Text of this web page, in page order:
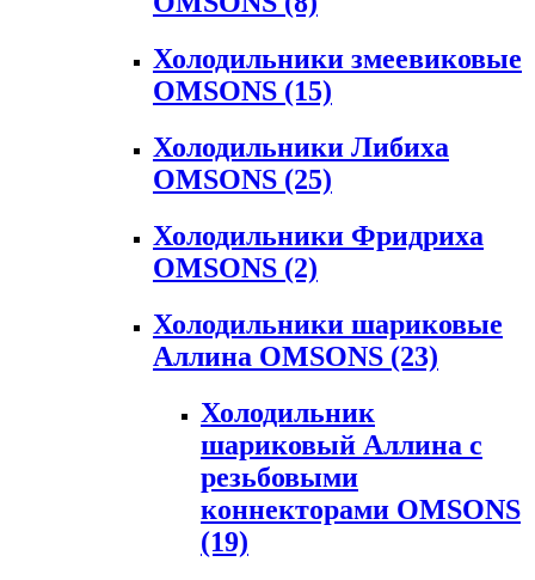
Холодильники змеевиковые
OMSONS (15)
Холодильники Либиха
OMSONS (25)
Холодильники Фридриха
OMSONS (2)
Холодильники шариковые
Аллина OMSONS (23)
Холодильник
шариковый Аллина с
резьбовыми
коннекторами OMSONS
(19)